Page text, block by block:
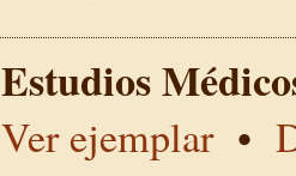
Estudios
Ver ejemplar•